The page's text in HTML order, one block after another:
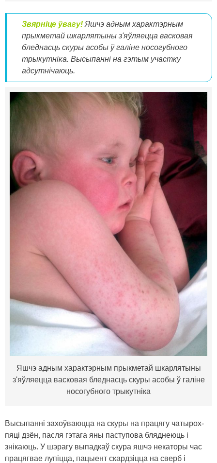
Звярніце ўвагу!Яшчэ адным характэрным
прыкметай шкарлятыны з'яўляецца васковая
бледнасць скуры асобы ў галіне носогубного
трыкутніка. Высыпанні на гэтым участку
адсутнічаюць.
Яшчэ адным характэрным прыкметай шкарлятыны
з'яўляецца васковая бледнасць скуры асобы ў галіне
носогубного трыкутніка
Высыпанні захоўваюцца на скуры на працягу чатырох-
пяці дзён, пасля гэтага яны паступова бляднеюць і
знікаюць. У шэрагу выпадкаў скура яшчэ некаторы час
працягвае лупіцца, пацыент скардзіцца на сверб і